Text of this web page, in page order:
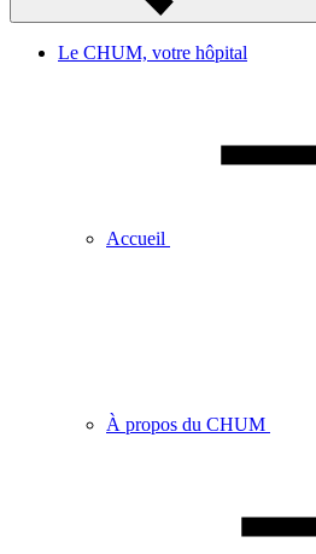
Le CHUM, votre hôpital
Accueil
À propos du CHUM